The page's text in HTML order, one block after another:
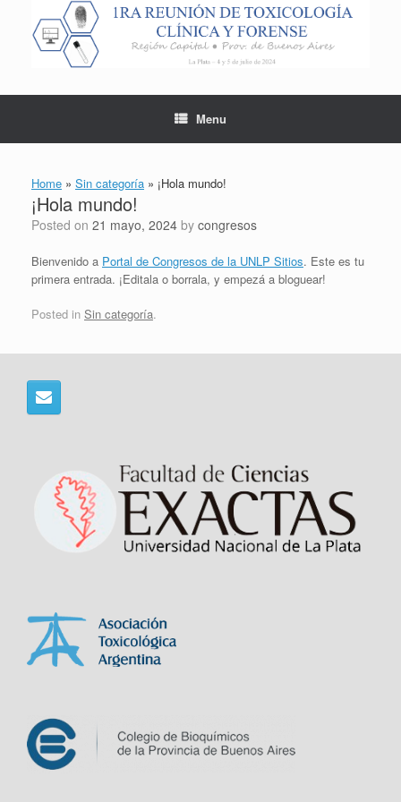
content
Menu
Home » Sin categoría » ¡Hola mundo!
¡Hola mundo!
Posted on 21 mayo, 2024 by congresos
Bienvenido a Portal de Congresos de la UNLP Sitios. Este es tu
primera entrada. ¡Editala o borrala, y empezá a bloguear!
Posted in Sin categoría.